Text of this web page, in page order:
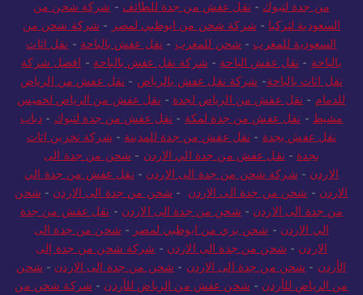
من جدة لتبوك - نقل عفش من جدة للطائف - شركة شحن من
السعودية لتركيا - شركة شحن من ابوظبي لمصر - شركة شحن من
السعودية للمغرب - شحن للمغرب - نقل عفش بالباحة - نقل اثاث
بالباحة - نقل عفش الباحة - شركة نقل عفش بالباحة - افضل شركة
نقل اثاث بالباحة- شركة نقل عفش بالرياض - نقل عفش من الرياض
للدمام - نقل عفش من الرياض لجدة - نقل عفش من الرياض لخميس
مشيط - نقل عفش من جدة لمكة - نقل عفش من جدة لتبوك - دباب
نقل عفش بجدة - نقل عفش من جدة للمدينة - شركة تخزين اثاث
بجدة - نقل عفش من جدة الي الاردن - شحن من جدة الى
الاردن - شركة شحن من جدة الى الاردن - نقل عفش من جدة الي
الاردن - شحن من جدة الى الاردن - شحن من جدة الى الاردن - شحن
من جدة الى الاردن - شحن من جدة الى الاردن - نقل عفش من جدة
الي الاردن - شحن بري من ابوظبي لمصر - شحن من جدة الى
الاردن - شحن من جدة الى الاردن - شركة شحن من جدة إلى
الأردن - شحن من جدة الى الاردن - شحن من جدة الى الاردن - شحن
من الرياض للأردن - شحن عفش من الرياض للأردن - شركة شحن من